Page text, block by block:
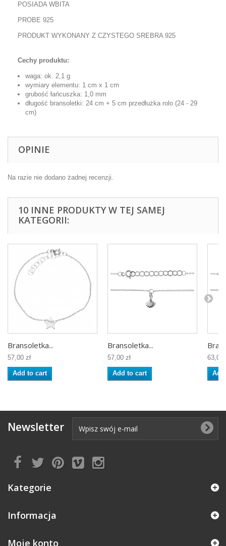
POSIADA WBITA
PROBE 925
PRODUKT WYKONANY Z CZYSTEGO SREBRA 925
Cechy produktu:
waga: ok. 2,1 g
wymiary elementu: 1 cm x 1 cm
grubość łańcuszka: 1,0 mm
długość bransoletki: 24 cm + 5 cm przedłużka rolo (24 - 29
cm)
OPINIE
Na razie nie dodano żadnej recenzji.
10 INNE PRODUKTY W TEJ SAMEJ
KATEGORII:
Bransoletka...
57,00 zł
Add to cart
Bransoletka...
57,00 zł
Add to cart
63,00
Newsletter
Kategorie
Informacja
Moje konto